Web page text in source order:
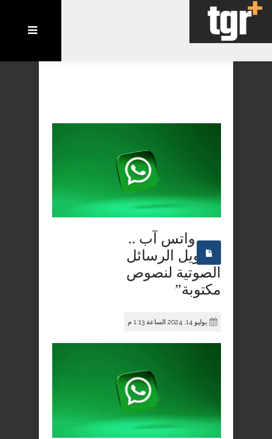
واتس آب ..
“تحويل الرسائل
الصوتية لنصوص
مكتوبة”
يوليو 14, 2024 الساعة 1:13 م